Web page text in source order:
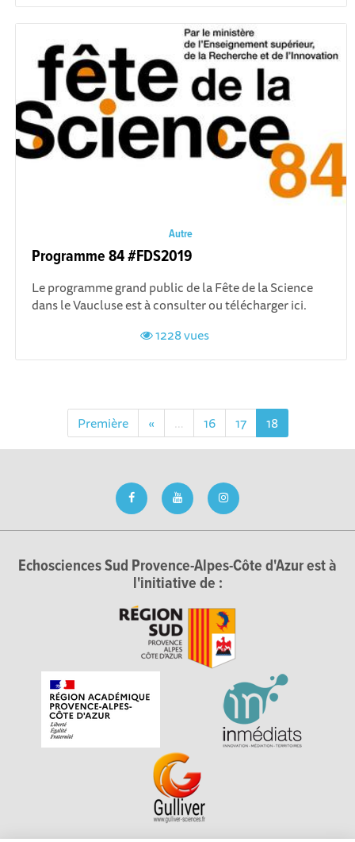
Autre
Programme 84 #FDS2019
Le programme grand public de la Fête de la Science
dans le Vaucluse est à consulter ou télécharger ici.
1228 vues
Première « … 16 17 18
Echosciences Sud Provence-Alpes-Côte d'Azur est à
l'initiative de :